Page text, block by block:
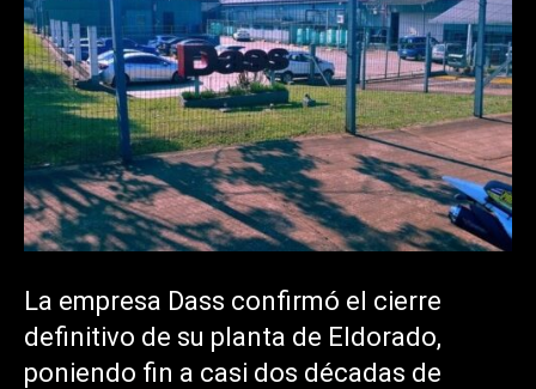
La empresa Dass confirmó el cierre
definitivo de su planta de Eldorado,
poniendo fin a casi dos décadas de